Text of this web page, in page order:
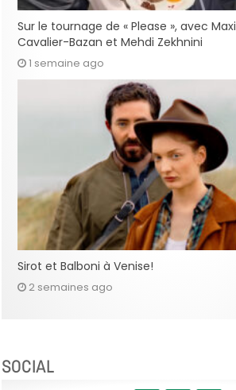
Sur le tournage de « Please », avec
Cavalier-Bazan et Mehdi Zekhnini
1 semaine ago
Sirot et Balboni à Venise!
2 semaines ago
SOCIAL